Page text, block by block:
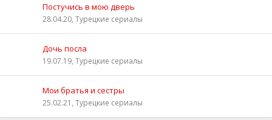
Постучись в мою дверь
28.04.20, Турецкие сериалы
Дочь посла
19.07.19, Турецкие сериалы
Мои братья и сестры
25.02.21, Турецкие сериалы